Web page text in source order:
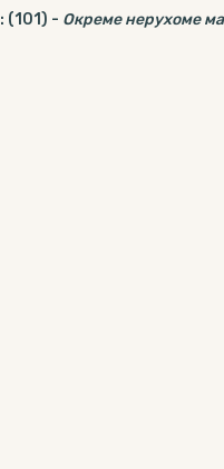
: (101) - Окреме нерухоме